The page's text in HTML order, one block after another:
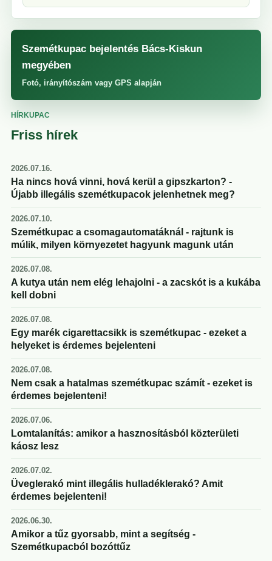
Szemétkupac bejelentés Bács-Kiskun
megyében
Fotó, irányítószám vagy GPS alapján
HÍRKUPAC
Friss hírek
2026.07.16.
Ha nincs hová vinni, hová kerül a gipszkarton? -
Újabb illegális szemétkupacok jelenhetnek meg?
2026.07.10.
Szemétkupac a csomagautomatáknál - rajtunk is
múlik, milyen környezetet hagyunk magunk után
2026.07.08.
A kutya után nem elég lehajolni - a zacskót is a kukába
kell dobni
2026.07.08.
Egy marék cigarettacsikk is szemétkupac - ezeket a
helyeket is érdemes bejelenteni
2026.07.08.
Nem csak a hatalmas szemétkupac számít - ezeket is
érdemes bejelenteni!
2026.07.06.
Lomtalanítás: amikor a hasznosításból közterületi
káosz lesz
2026.07.02.
Üveglerakó mint illegális hulladéklerakó? Amit
érdemes bejelenteni!
2026.06.30.
Amikor a tűz gyorsabb, mint a segítség -
Szemétkupacból bozóttűz